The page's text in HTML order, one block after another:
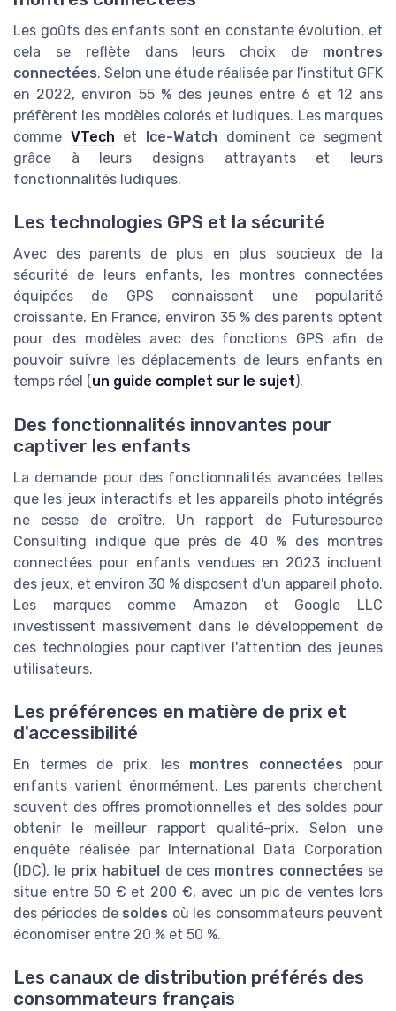
Les goûts des enfants sont en constante évolution, et
cela se reflète dans leurs choix de montres
connectées. Selon une étude réalisée par l'institut GFK
en 2022, environ 55 % des jeunes entre 6 et 12 ans
préfèrent les modèles colorés et ludiques. Les marques
comme VTech et Ice-Watch dominent ce segment
grâce à leurs designs attrayants et leurs
fonctionnalités ludiques.
Les technologies GPS et la sécurité
Avec des parents de plus en plus soucieux de la
sécurité de leurs enfants, les montres connectées
équipées de GPS connaissent une popularité
croissante. En France, environ 35 % des parents optent
pour des modèles avec des fonctions GPS afin de
pouvoir suivre les déplacements de leurs enfants en
temps réel (un guide complet sur le sujet).
Des fonctionnalités innovantes pour
captiver les enfants
La demande pour des fonctionnalités avancées telles
que les jeux interactifs et les appareils photo intégrés
ne cesse de croître. Un rapport de Futuresource
Consulting indique que près de 40 % des montres
connectées pour enfants vendues en 2023 incluent
des jeux, et environ 30 % disposent d'un appareil photo.
Les marques comme Amazon et Google LLC
investissent massivement dans le développement de
ces technologies pour captiver l'attention des jeunes
utilisateurs.
Les préférences en matière de prix et
d'accessibilité
En termes de prix, les montres connectées pour
enfants varient énormément. Les parents cherchent
souvent des offres promotionnelles et des soldes pour
obtenir le meilleur rapport qualité-prix. Selon une
enquête réalisée par International Data Corporation
(IDC), le prix habituel de ces montres connectées se
situe entre 50 € et 200 €, avec un pic de ventes lors
des périodes de soldes où les consommateurs peuvent
économiser entre 20 % et 50 %.
Les canaux de distribution préférés des
consommateurs français